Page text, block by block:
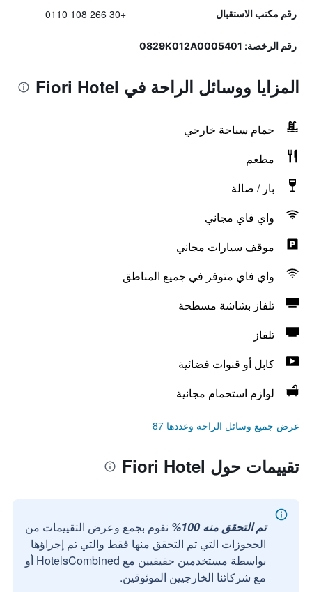
رقم مكتب الاستقبال +30 266 108 0110
رقم الرخصة: 0829K012A0005401
المزايا ووسائل الراحة في Fiori Hotel
حمام سباحة خارجي
مطعم
بار / صالة
واي فاي مجاني
موقف سيارات مجاني
واي فاي متوفر في جميع المناطق
تلفاز بشاشة مسطحة
تلفاز
كابل أو قنوات فضائية
لوازم استحمام مجانية
عرض جميع وسائل الراحة وعددها 87
تقييمات حول Fiori Hotel
تم التحقق منه 100%
نقوم بجمع وعرض التقييمات من
الحجوزات التي تم التحقق منها فقط والتي تم إجراؤها
بواسطة مستخدمين حقيقيين مع HotelsCombined أو
مع شركائنا الخارجيين الموثوقين.